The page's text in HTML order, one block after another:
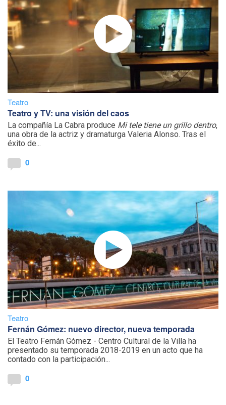
Teatro
Teatro y TV: una visión del caos
La compañía La Cabra produce Mi tele tiene un grillo dentro,
una obra de la actriz y dramaturga Valeria Alonso. Tras el
éxito de...
0
Teatro
Fernán Gómez: nuevo director, nueva temporada
El Teatro Fernán Gómez - Centro Cultural de la Villa ha
presentado su temporada 2018-2019 en un acto que ha
contado con la participación...
0